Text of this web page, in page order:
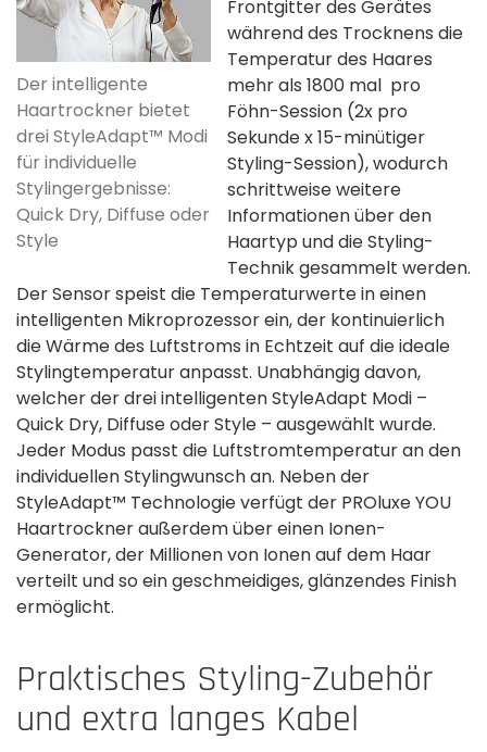
Der intelligente
Haartrockner bietet
drei StyleAdapt™ Modi
für individuelle
Stylingergebnisse:
Quick Dry, Diffuse oder
Style
Frontgitter des Gerätes
während des Trocknens die
Temperatur des Haares
mehr als 1800 mal pro
Föhn-Session (2x pro
Sekunde x 15-minütiger
Styling-Session), wodurch
schrittweise weitere
Informationen über den
Haartyp und die Styling-
Technik gesammelt werden.
Der Sensor speist die Temperaturwerte in einen
intelligenten Mikroprozessor ein, der kontinuierlich
die Wärme des Luftstroms in Echtzeit auf die ideale
Stylingtemperatur anpasst. Unabhängig davon,
welcher der drei intelligenten StyleAdapt Modi –
Quick Dry, Diffuse oder Style – ausgewählt wurde.
Jeder Modus passt die Luftstromtemperatur an den
individuellen Stylingwunsch an. Neben der
StyleAdapt™ Technologie verfügt der PROluxe YOU
Haartrockner außerdem über einen Ionen-
Generator, der Millionen von Ionen auf dem Haar
verteilt und so ein geschmeidiges, glänzendes Finish
ermöglicht.
Praktisches Styling-Zubehör
und extra langes Kabel